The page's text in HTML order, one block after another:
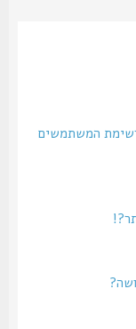
המשתמשים